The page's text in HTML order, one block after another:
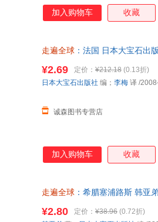
收费情况等进行了调查，但由
有些许出入，所以会有信息变
加入购物车 收藏
走遍全球 ：法国 日本大宝石出
¥2.69 定价： ¥212.18 (0.13折)
诚森图书专营店
日本大宝石出版社 编； 李梅 译 /
加入购物车 收藏
走遍全球 ：希腊塞浦路斯 韩亚
¥2.80 定价： ¥38.96 (0.72折)